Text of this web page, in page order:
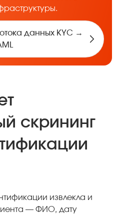
данных KYC →
скрининг
извлекла и
— ФИО, дату